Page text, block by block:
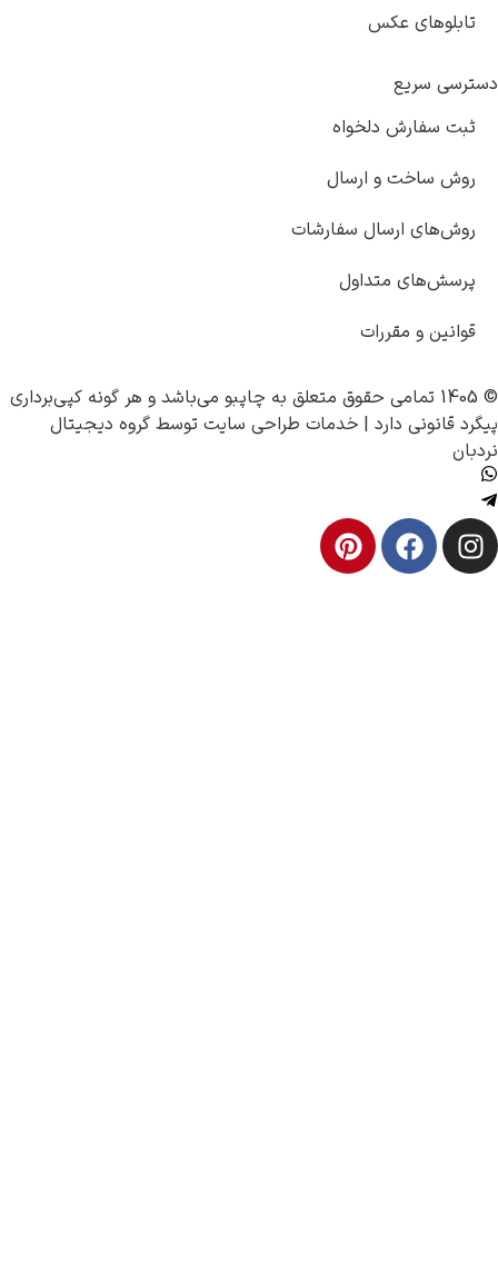
عکس
دلخواه
و ارسال
ارسال سفارشات
متداول
مقررات
چاپبومی‌باشد و هر گونه کپی‌برداری
دارد |خدمات طراحی سایتتوسطگروه دیجیتال